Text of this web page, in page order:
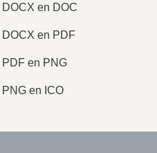
DOCX en DOC
DOCX en PDF
PDF en PNG
PNG en ICO